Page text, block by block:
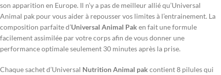
son apparition en Europe. Il n’y a pas de meilleur allié qu’Universal
Animal pak pour vous aider à repousser vos limites à l’entrainement. La
composition parfaite d’Universal Animal Pak en fait une formule
facilement assimilée par votre corps afin de vous donner une
performance optimale seulement 30 minutes après la prise.
Chaque sachet d’Universal Nutrition Animal pak contient 8 pilules qui